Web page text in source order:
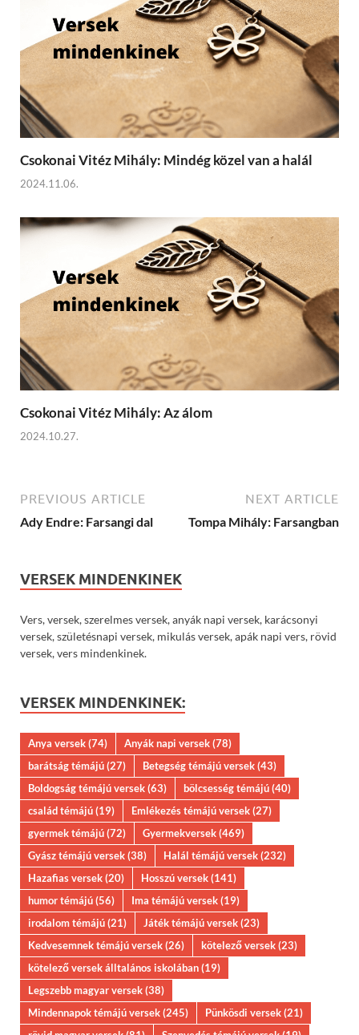
Csokonai Vitéz Mihály: Mindég közel van a halál
2024.11.06.
Csokonai Vitéz Mihály: Az álom
2024.10.27.
PREVIOUS ARTICLE
Ady Endre: Farsangi dal
NEXT ARTICLE
Tompa Mihály: Farsangban
VERSEK MINDENKINEK
Vers, versek, szerelmes versek, anyák napi versek, karácsonyi
versek, születésnapi versek, mikulás versek, apák napi vers, rövid
versek, vers mindenkinek.
VERSEK MINDENKINEK:
Anya versek(74) Anyák napi versek(78)
barátság témájú(27) Betegség témájú versek(43)
Boldogság témájú versek(63) bölcsesség témájú(40)
család témájú(19) Emlékezés témájú versek(27)
gyermek témájú(72) Gyermekversek(469)
Gyász témájú versek(38) Halál témájú versek(232)
Hazafias versek(20) Hosszú versek(141)
humor témájú(56) Ima témájú versek(19)
irodalom témájú(21) Játék témájú versek(23)
Kedvesemnek témájú versek(26) kötelező versek(23)
kötelező versek álltalános iskolában(19)
Legszebb magyar versek(38)
Mindennapok témájú versek(245) Pünkösdi versek(21)